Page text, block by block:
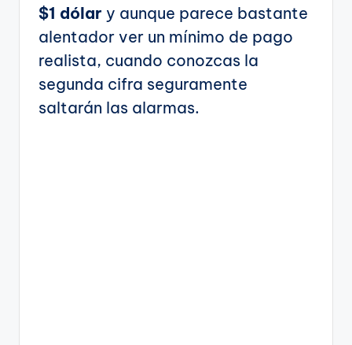
$1 dólar y aunque parece bastante
alentador ver un mínimo de pago
realista, cuando conozcas la
segunda cifra seguramente
saltarán las alarmas.